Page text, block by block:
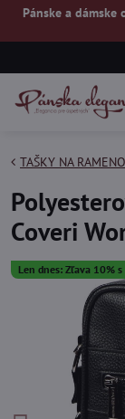
Pánske a
Len dnes: Zľava 10%
TAŠKY NA RAMENO
Coveri